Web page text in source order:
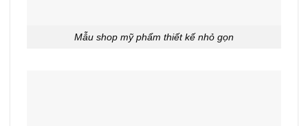
Mẫu shop mỹ phẩm thiết kế nhỏ gọn